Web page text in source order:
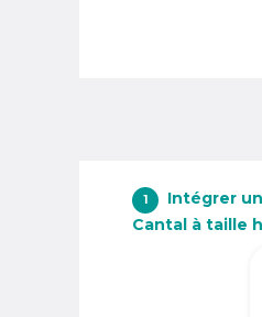
1
Intégrer
Cantal à taille